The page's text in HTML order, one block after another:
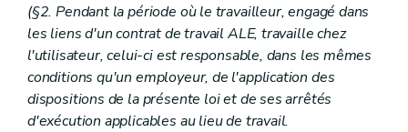
(§2. Pendant la période où le travailleur, engagé dans
les liens d'un contrat de travail ALE, travaille chez
l'utilisateur, celui-ci est responsable, dans les mêmes
conditions qu'un employeur, de l'application des
dispositions de la présente loi et de ses arrêtés
d'exécution applicables au lieu de travail.